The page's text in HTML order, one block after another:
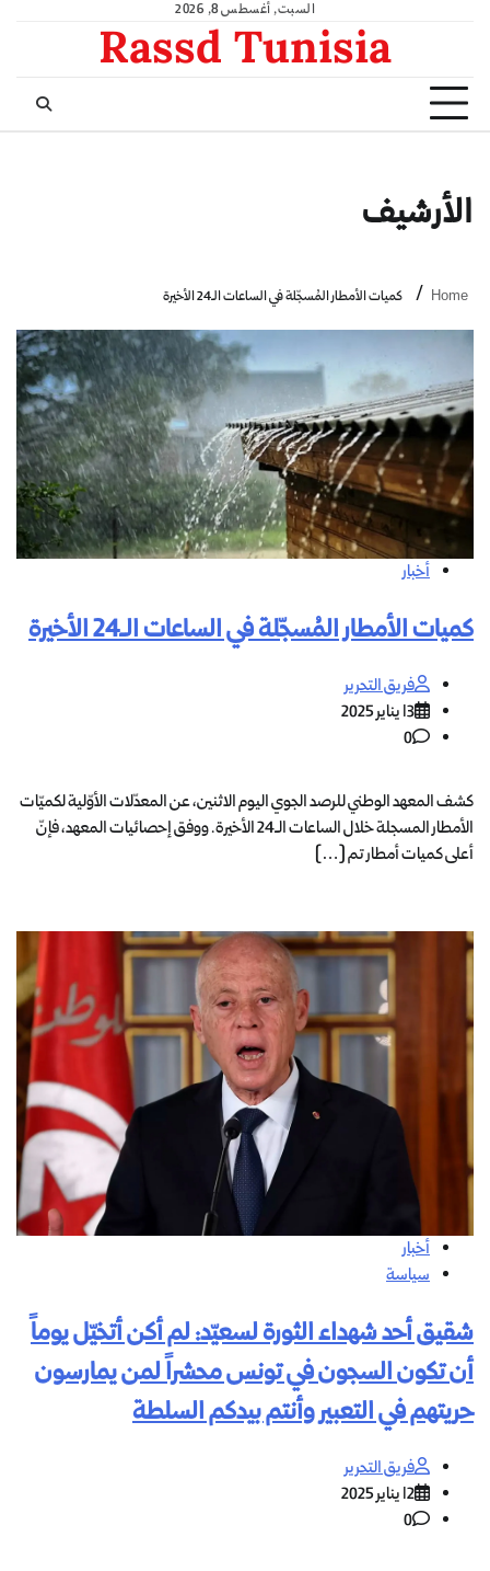
السبت, أغسطس 8, 2026
Rassd Tunisia
الأرشيف
Home كميات الأمطار المُسجّلة في الساعات الـ24 الأخيرة
أخبار
كميات الأمطار المُسجّلة في الساعات الـ24 الأخيرة
فريق التحرير
13 يناير 2025
0
كشف المعهد الوطني للرصد الجوي اليوم الاثنين، عن المعدّلات الأوّلية لكميّات
الأمطار المسجلة خلال الساعات الـ24 الأخيرة. ووفق إحصائيات المعهد، فإنّ
أعلى كميات أمطار تم […]
أخبار
سياسة
شقيق أحد شهداء الثورة لسعيّد: لم أكن أتخيّل يوماً
أن تكون السجون في تونس محشراً لمن يمارسون
حريتهم في التعبير وأنتم بيدكم السلطة
فريق التحرير
12 يناير 2025
0